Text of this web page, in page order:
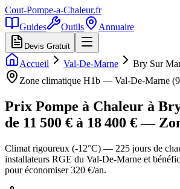
Cout-Pompe-a-Chaleur.fr
Guides
Outils Annuaire
Devis Gratuit
Accueil Val-De-Marne
Bry Sur
Zone climatique H1b — Val-De-Marne (
Prix Pompe à Chaleur à
de 11 500 € à 18 400 € —
Climat rigoureux (-12°C) — 225 jours de
installateurs RGE du Val-De-Marne et
pour économiser 320 €/an.